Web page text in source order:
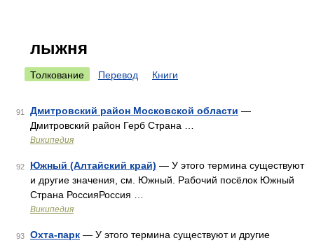
лыжня
Толкование Перевод Книги
91 Дмитровский район Московской области —
Дмитровский район Герб Страна …
Википедия
92 Южный (Алтайский край) — У этого термина существуют
и другие значения, см. Южный. Рабочий посёлок Южный
Страна РоссияРоссия …
Википедия
93 Охта-парк — У этого термина существуют и другие